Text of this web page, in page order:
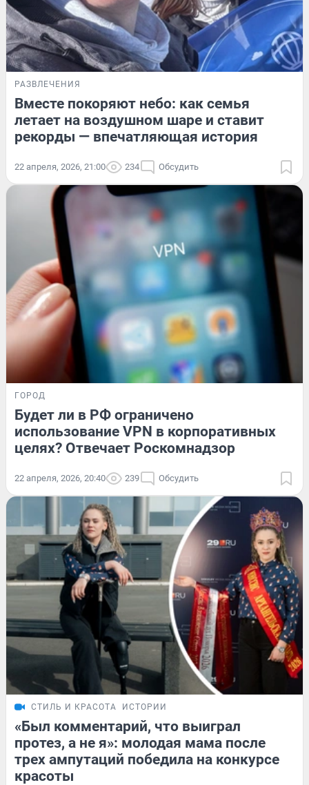
РАЗВЛЕЧЕНИЯ
Вместе покоряют небо: как семья
летает на воздушном шаре и ставит
рекорды — впечатляющая история
22 апреля, 2026, 21:00 234 Обсудить
ГОРОД
Будет ли в РФ ограничено
использование VPN в корпоративных
целях? Отвечает Роскомнадзор
22 апреля, 2026, 20:40 239 Обсудить
СТИЛЬ И КРАСОТА ИСТОРИИ
«Был комментарий, что выиграл
протез, а не я»: молодая мама после
трех ампутаций победила на конкурсе
красоты